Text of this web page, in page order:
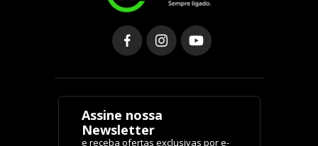
Assine nossa
Newsletter